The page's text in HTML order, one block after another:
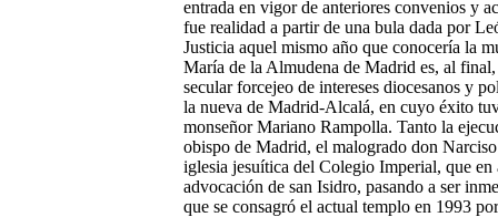
entrada en vigor de anteriores convenios y
fue realidad a partir de una bula dada por
Justicia aquel mismo año que conocería la
María de la Almudena de Madrid es, al
secular forcejeo de intereses diocesanos y
la nueva de Madrid-Alcalá, en cuyo éxito
monseñor Mariano Rampolla. Tanto la
obispo de Madrid, el malogrado don
iglesia jesuítica del Colegio Imperial, que
advocación de san Isidro, pasando a ser
que se consagró el actual templo en 1993